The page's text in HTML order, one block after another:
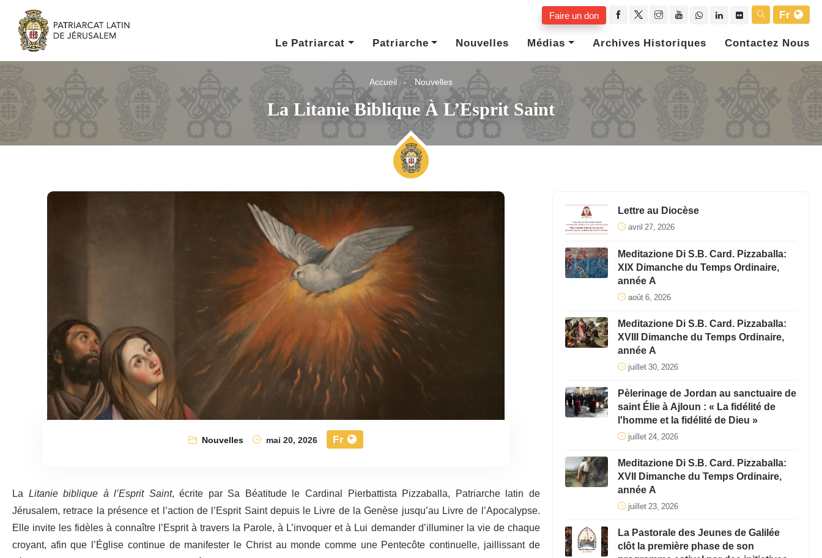
Faire un don
Fr
Le Patriarcat
Patriarche Nouvelles Médias Archives Historiques Contactez Nous
Accueil Nouvelles
La Litanie Biblique À L’Esprit Saint
Nouvelles mai 20, 2026 Fr
La Litanie biblique à l’Esprit Saint, écrite par Sa Béatitude le Cardinal Pierbattista Pizzaballa, Patriarche latin de
Jérusalem, retrace la présence et l’action de l’Esprit Saint depuis le Livre de la Genèse jusqu’au Livre de l’Apocalypse.
Elle invite les fidèles à connaître l’Esprit à travers la Parole, à L’invoquer et à Lui demander d’illuminer la vie de chaque
croyant, afin que l’Église continue de manifester le Christ au monde comme une Pentecôte continuelle, jaillissant de
Lettre au Diocèse
avril 27, 2026
Meditazione Di S.B. Card. Pizzaballa:
XIX Dimanche du Temps Ordinaire,
année A
août 6, 2026
Meditazione Di S.B. Card. Pizzaballa:
XVIII Dimanche du Temps Ordinaire,
année A
juillet 30, 2026
Pèlerinage de Jordan au sanctuaire de
saint Élie à Ajloun : « La fidélité de
l'homme et la fidélité de Dieu »
juillet 24, 2026
Meditazione Di S.B. Card. Pizzaballa:
XVII Dimanche du Temps Ordinaire,
année A
juillet 23, 2026
La Pastorale des Jeunes de Galilée
clôt la première phase de son